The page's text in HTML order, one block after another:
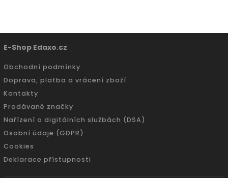
E-Shop Edaxo.cz
Obchodní podmínky
Doprava, platba a vrácení zboží
Kontakty
Prodávané značky
Nařízení o digitálních službách (DSA)
Osobní údaje (GDPR)
Cookies
Deklarace přístupnosti